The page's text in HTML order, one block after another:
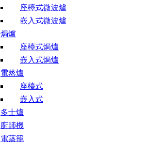
座檯式微波爐
嵌入式微波爐
焗爐
座檯式焗爐
嵌入式焗爐
電蒸爐
座檯式
嵌入式
多士爐
廚師機
電蒸籠